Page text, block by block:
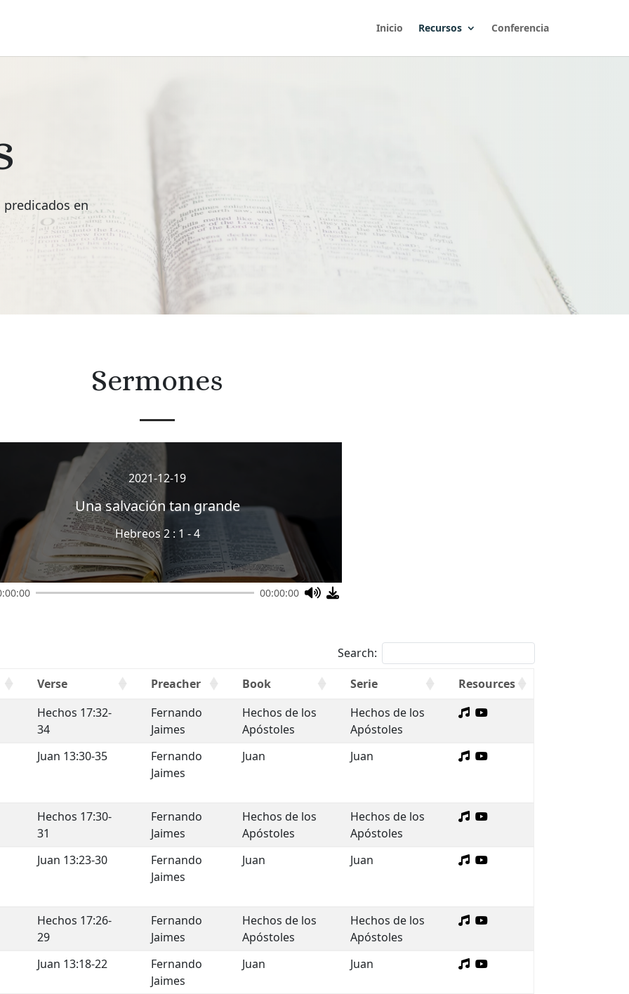
Inicio Recursos Conferencia
predicados en
Sermones
2021-12-19
Una salvación tan grande
Hebreos 2 : 1 - 4
00:00:00
Search:
Verse
Preacher Book Serie
Resources
Hechos 17:32-
34
Fernando
Jaimes
Hechos de los
Apóstoles
Hechos de los
Apóstoles
Juan 13:30-35
Fernando
Jaimes
Juan Juan
Hechos 17:30-
31
Fernando
Jaimes
Hechos de los
Apóstoles
Hechos de los
Apóstoles
Juan 13:23-30
Fernando
Jaimes
Juan Juan
Hechos 17:26-
29
Fernando
Jaimes
Hechos de los
Apóstoles
Hechos de los
Apóstoles
Juan 13:18-22
Fernando
Jaimes
Juan Juan